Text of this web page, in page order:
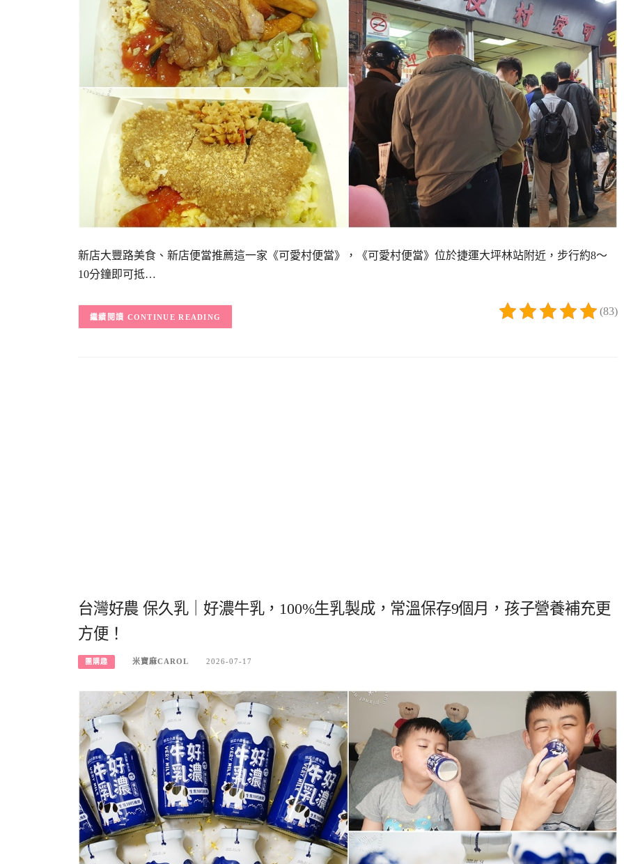
新店大豐路美食、新店便當推薦這一家《可愛村便當》，《可愛村便當》位於捷運大坪林站附近，步行約8～
10分鐘即可抵…
(83)
CONTINUE READING
台灣好農 保久乳｜好濃牛乳，100%生乳製成，常溫保存9個月，孩子營養補充更
方便！
團購趣 米寶麻CAROL 2026-07-17